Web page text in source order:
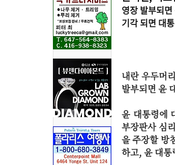
영장 발부되
기각 되면 대
내란 우두머
발부되면 윤
윤 대통령에
부장판사 심
을 주장할 방
하고, 윤 대통